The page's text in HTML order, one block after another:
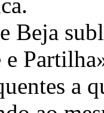
Beja
e
a